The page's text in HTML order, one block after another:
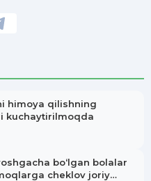
himoya qilishning
kuchaytirilmoqda
bo‘lgan bolalar
cheklov joriy